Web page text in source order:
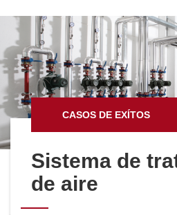
Sistema de
separación de